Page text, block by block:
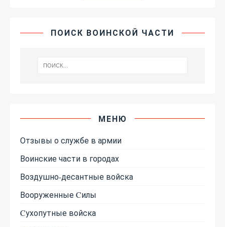
ПОИСК ВОИНСКОЙ ЧАСТИ
МЕНЮ
Отзывы о службе в армии
Воинские части в городах
Воздушно-десантные войска
Вооруженные Cилы
Cухопутные войска